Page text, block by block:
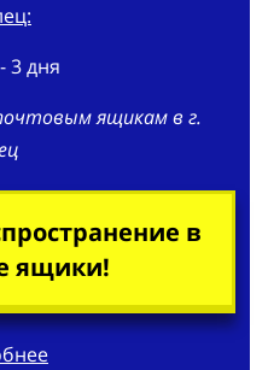
3 дня
ящикам в г.
в
ящики!